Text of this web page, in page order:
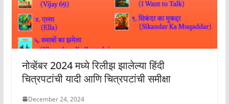
नोव्हेंबर 2024 मध्ये रिलीझ झालेल्या हिंदी
चित्रपटांची यादी आणि चित्रपटांची समीक्षा
December 24, 2024